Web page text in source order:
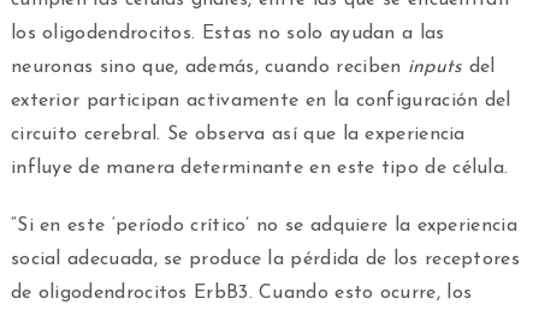
los oligodendrocitos. Estas no solo ayudan a las
neuronas sino que, además, cuando reciben inputs del
exterior participan activamente en la configuración del
circuito cerebral. Se observa así que la experiencia
influye de manera determinante en este tipo de célula.
“Si en este ‘período crítico’ no se adquiere la experiencia
social adecuada, se produce la pérdida de los receptores
de oligodendrocitos ErbB3. Cuando esto ocurre, los